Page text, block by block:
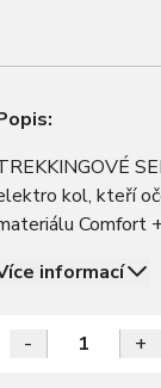
kol, kteří
Comfort
informací
- +